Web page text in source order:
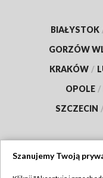
BIAŁYSTOK
GORZÓW
KRAKÓW /
OPOLE /
SZCZECIN
Szanujemy Twoją